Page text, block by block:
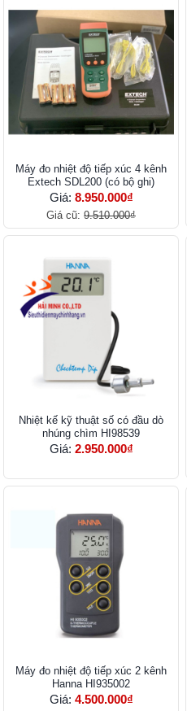
Máy đo nhiệt độ tiếp xúc 4 kênh
Extech SDL200 (có bộ ghi)
Giá: 8.950.000₫
Giá cũ: 9.510.000₫
Nhiệt kế kỹ thuật số có đầu dò
nhúng chìm HI98539
Giá: 2.950.000₫
Máy đo nhiệt độ tiếp xúc 2 kênh
Hanna HI935002
Giá: 4.500.000₫